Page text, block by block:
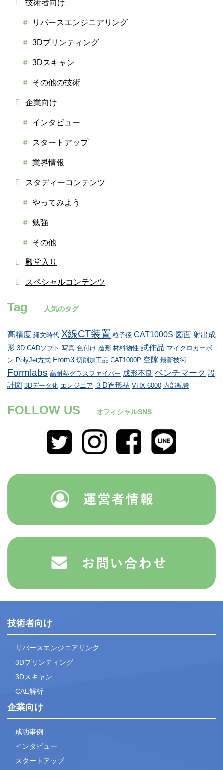
技術者向け
リバースエンジニアリング
3Dプリンティング
3Dスキャン
その他の技術
企業向け
インタビュー
スタートアップ
業界情報
スタディーコンテンツ
やってみよう
勉強
その他
殿堂入り
スペシャルコンテンツ
Tag 人気のタグ
高精度 縄文時代 X線CT装置 粒子径 CAT1000S 図面 射出成
形 3D CADソフト 写真 色付け 造形 材料物性 試作品 マイクロカーボ
ン PolyJet方式 From3 切削加工品 CAT1000P 空隙 最新技術
Formlabs 高耐熱グラスファイバー 成形不良 ベンチマーク 設
計図 3Dデータ化 エンジニア ３D造形品 VHX-6000 内部配管
FOLLOW US オフィシャルSNS
技術者向け
リバースエンジニアリング
3Dプリンティング
3Dスキャン
CAE解析
企業向け
成功事例
インタビュー
スタートアップ